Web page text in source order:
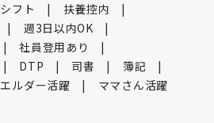
シフト
扶養控内
週3日以内OK
社員登用あり
DTP 司書
簿記
ルダー活躍 ママさん活躍